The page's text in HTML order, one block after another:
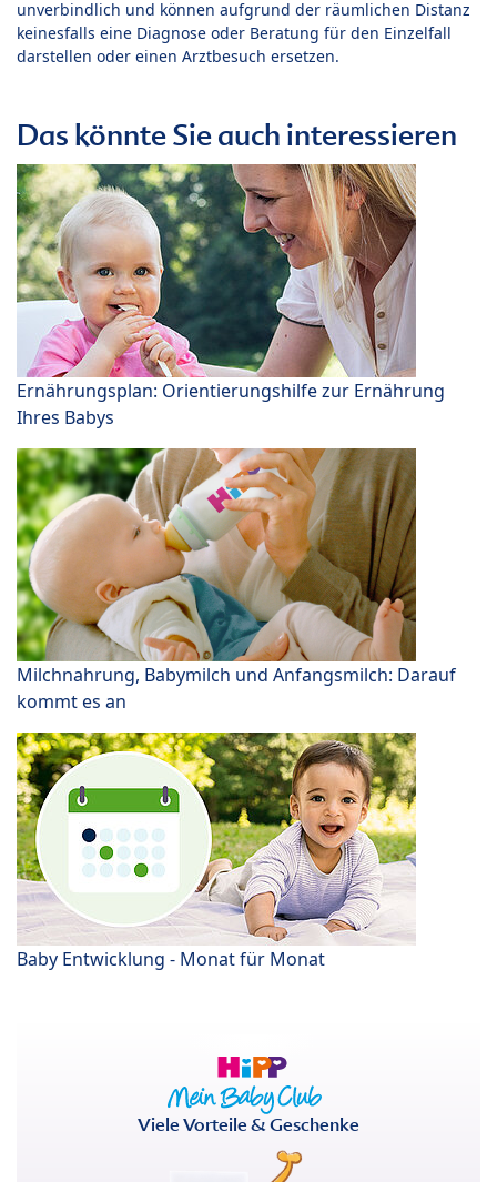
unverbindlich und können aufgrund der räumlichen Distanz
keinesfalls eine Diagnose oder Beratung für den Einzelfall
darstellen oder einen Arztbesuch ersetzen.
Das könnte Sie auch interessieren
Ernährungsplan: Orientierungshilfe zur Ernährung
Ihres Babys
Milchnahrung, Babymilch und Anfangsmilch: Darauf
kommt es an
Baby Entwicklung - Monat für Monat
Viele Vorteile & Geschenke